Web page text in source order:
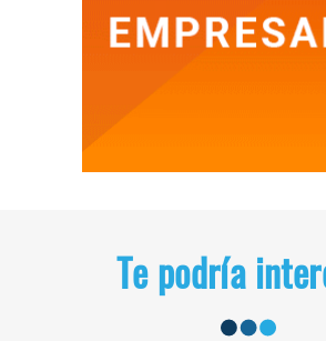
Te podría